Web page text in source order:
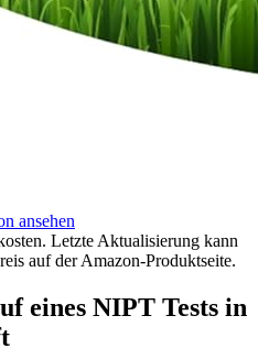
ansehen
Letzte Aktualisierung kann
auf der Amazon-Produktseite.
eines NIPT Tests in